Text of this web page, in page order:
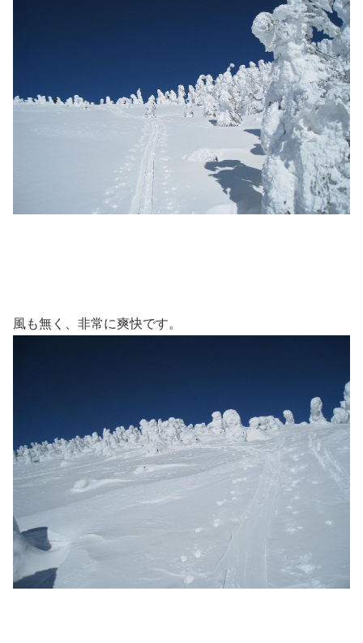
風も無く、非常に爽快です。